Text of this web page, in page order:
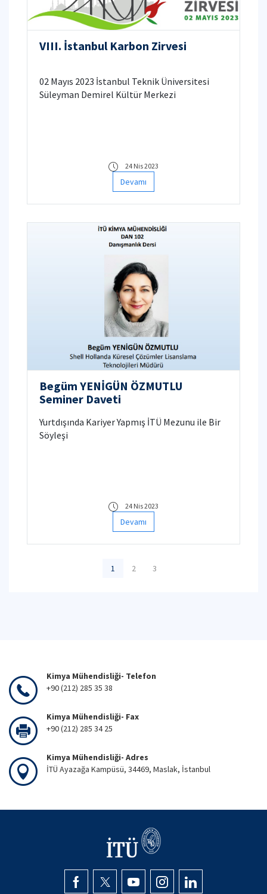
VIII. İstanbul Karbon Zirvesi
02 Mayıs 2023 İstanbul Teknik Üniversitesi
Süleyman Demirel Kültür Merkezi
24 Nis 2023
Devamı
Begüm YENİGÜN ÖZMUTLU
Seminer Daveti
Yurtdışında Kariyer Yapmış İTÜ Mezunu ile Bir
Söyleşi
24 Nis 2023
Devamı
1 2 3
Kimya Mühendisliği- Telefon
+90 (212) 285 35 38
Kimya Mühendisliği- Fax
+90 (212) 285 34 25
Kimya Mühendisliği- Adres
İTÜ Ayazağa Kampüsü, 34469, Maslak, İstanbul